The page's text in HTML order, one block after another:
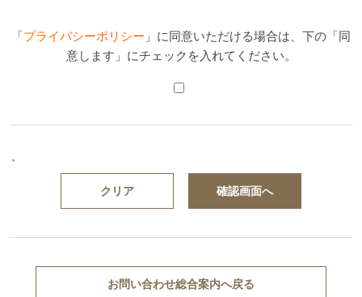
「プライバシーポリシー 」に同意いただける場合は、下の「同
意します」にチェックを入れてください。
`
お問い合わせ総合案内へ戻る